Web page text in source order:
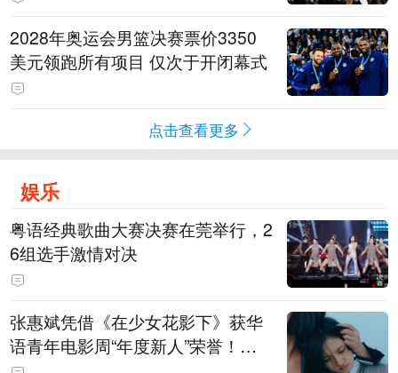
2028年奥运会男篮决赛票价3350
美元领跑所有项目 仅次于开闭幕式
点击查看更多
娱乐
粤语经典歌曲大赛决赛在莞举行，2
6组选手激情对决
张惠斌凭借《在少女花影下》获华
语青年电影周“年度新人”荣誉！该